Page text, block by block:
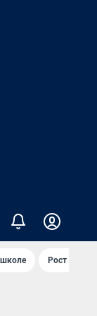
Рост цен на